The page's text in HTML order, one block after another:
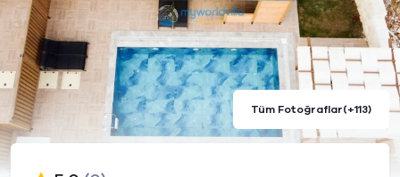
Tüm Fotoğraflar(+113)